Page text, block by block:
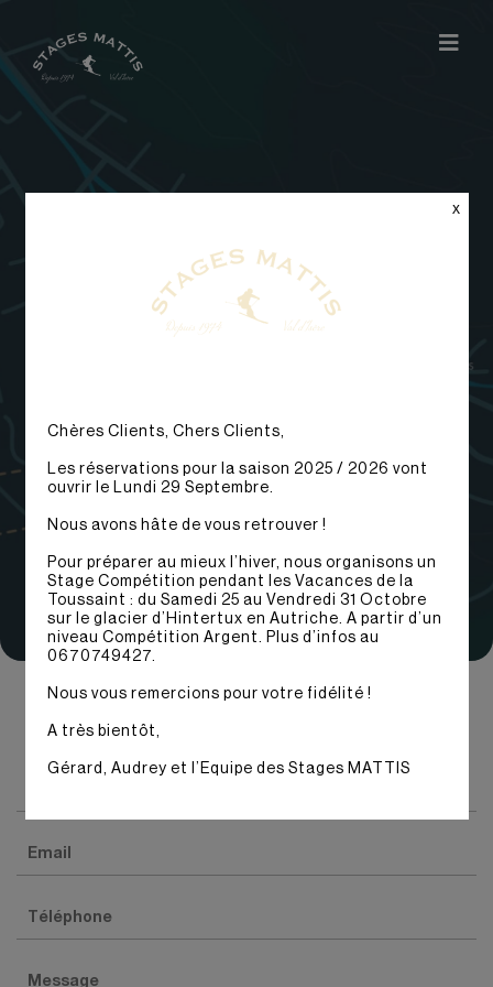
Des
d’informations sur nos stages.
x
Chères Clients, Chers Clients,
Les réservations pour la saison 2025 / 2026 vont
ouvrir le Lundi 29 Septembre.
Nous avons hâte de vous retrouver !
Pour préparer au mieux l’hiver, nous organisons un
Stage Compétition pendant les Vacances de la
Toussaint : du Samedi 25 au Vendredi 31 Octobre
sur le glacier d’Hintertux en Autriche. A partir d’un
niveau Compétition Argent. Plus d’infos au
0670749427.
Nous vous remercions pour votre fidélité !
A très bientôt,
Gérard, Audrey et l’Equipe des Stages MATTIS